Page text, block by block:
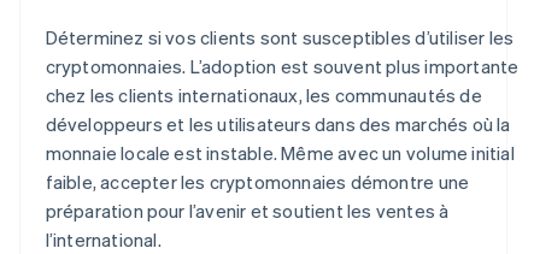
Déterminez si vos clients sont susceptibles d’utiliser les
cryptomonnaies. L’adoption est souvent plus importante
chez les clients internationaux, les communautés de
développeurs et les utilisateurs dans des marchés où la
monnaie locale est instable. Même avec un volume initial
faible, accepter les cryptomonnaies démontre une
préparation pour l’avenir et soutient les ventes à
l’international.